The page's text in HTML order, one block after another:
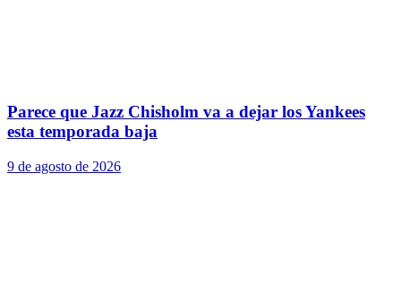
Parece que Jazz Chisholm va a dejar los Yankees
esta temporada baja
9 de agosto de 2026